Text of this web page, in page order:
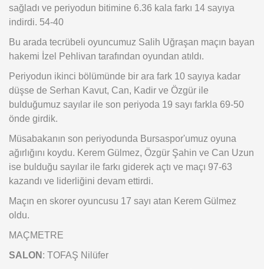
sağladı ve periyodun bitimine 6.36 kala farkı 14 sayıya
indirdi. 54-40
Bu arada tecrübeli oyuncumuz Salih Uğraşan maçın bayan
hakemi İzel Pehlivan tarafından oyundan atıldı.
Periyodun ikinci bölümünde bir ara fark 10 sayıya kadar
düşse de Serhan Kavut, Can, Kadir ve Özgür ile
bulduğumuz sayılar ile son periyoda 19 sayı farkla 69-50
önde girdik.
Müsabakanın son periyodunda Bursaspor'umuz oyuna
ağırlığını koydu. Kerem Gülmez, Özgür Şahin ve Can Uzun
ise bulduğu sayılar ile farkı giderek açtı ve maçı 97-63
kazandı ve liderliğini devam ettirdi.
Maçın en skorer oyuncusu 17 sayı atan Kerem Gülmez
oldu.
MAÇMETRE
SALON: TOFAŞ Nilüfer